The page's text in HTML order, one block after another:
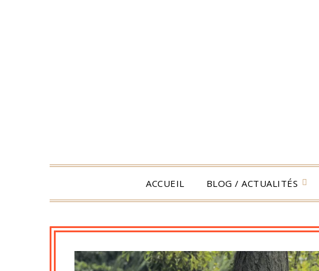
ACCUEIL BLOG / ACTUALITÉS